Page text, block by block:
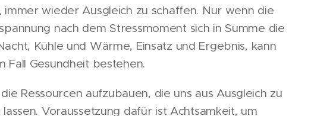
wieder Ausgleich zu schaffen. Nur wenn die
nach dem Stressmoment sich in Summe die
Kühle und Wärme, Einsatz und Ergebnis, kann
Fall Gesundheit bestehen.
Ressourcen aufzubauen, die uns aus Ausgleich zu
Voraussetzung dafür ist Achtsamkeit, um